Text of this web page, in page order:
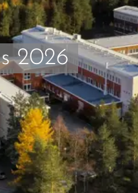
2026